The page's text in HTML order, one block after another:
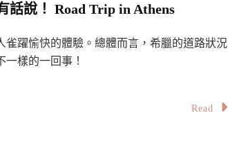
話說！ Road Trip in Athens
躍愉快的體驗。總體而言，希臘的道路狀況
樣的一回事！
Read